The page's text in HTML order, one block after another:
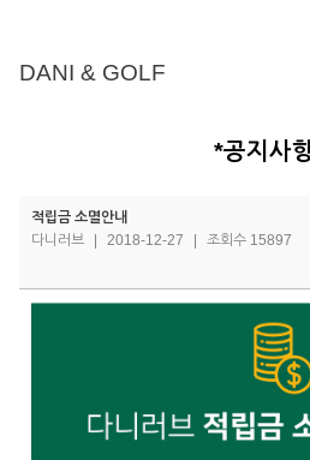
DANI & GOLF
*공지사
적립금 소멸안내
다니러브
2018-12-27 조회수 15897